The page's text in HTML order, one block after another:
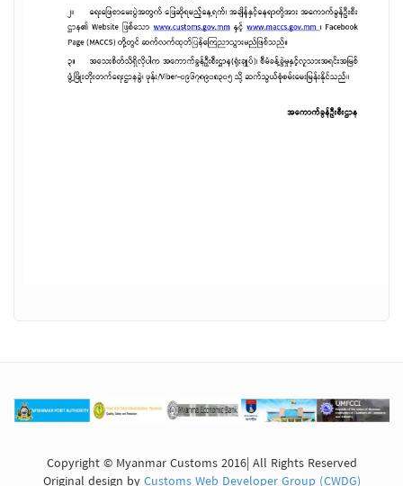
Copyright © Myanmar Customs 2016| All Rights Reserved
Original design byCustoms Web Developer Group (CWDG)